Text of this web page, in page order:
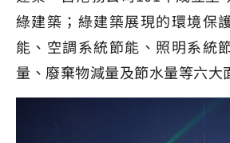
綠建築；綠建築展現的環境保
能、空調系統節能、照明系統
量、廢棄物減量及節水量等六大